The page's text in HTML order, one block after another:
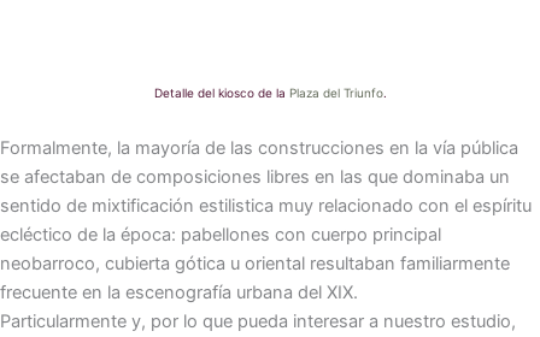
Detalle del kiosco de la Plaza del Triunfo.
Formalmente, la mayoría de las construcciones en la vía pública
se afectaban de composiciones libres en las que dominaba un
sentido de mixtificación estilistica muy relacionado con el espíritu
ecléctico de la época: pabellones con cuerpo principal
neobarroco, cubierta gótica u oriental resultaban familiarmente
frecuente en la escenografía urbana del XIX.
Particularmente y, por lo que pueda interesar a nuestro estudio,